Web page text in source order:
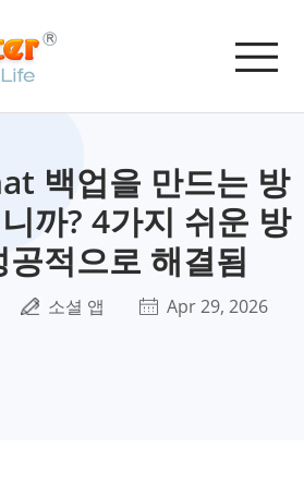
백업을 만드는 방
까? 4가지 쉬운 방
공적으로 해결됨
소셜 앱 Apr 29, 2026